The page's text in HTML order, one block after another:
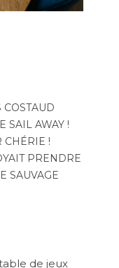
COSTAUD
SAIL AWAY !
CHÉRIE !
PRENDRE
SAUVAGE
de jeux